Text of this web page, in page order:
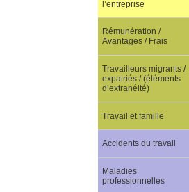
l’entreprise
Rémunération /
Avantages / Frais
Travailleurs migrants /
expatriés / (éléments
d’extranéité)
Travail et famille
Accidents du travail
Maladies
professionnelles